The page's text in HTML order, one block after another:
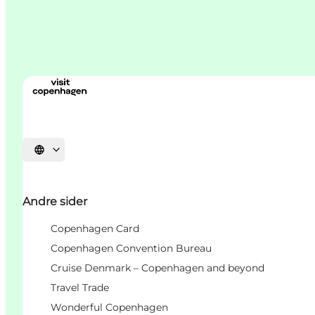
Vælg sprog
Andre sider
Copenhagen Card
Copenhagen Convention Bureau
Cruise Denmark – Copenhagen and beyond
Travel Trade
Wonderful Copenhagen